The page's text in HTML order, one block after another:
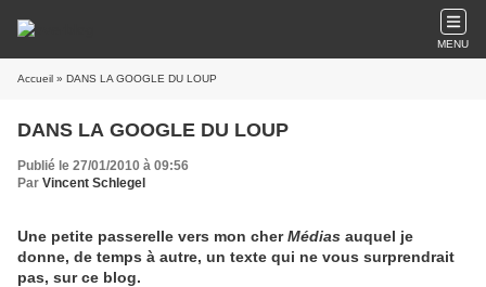
MENU
Accueil » DANS LA GOOGLE DU LOUP
DANS LA GOOGLE DU LOUP
Publié le 27/01/2010 à 09:56
Par Vincent Schlegel
Une petite passerelle vers mon cherMédias auquel je
donne, de temps à autre, un texte qui ne vous surprendrait
pas, sur ce blog.